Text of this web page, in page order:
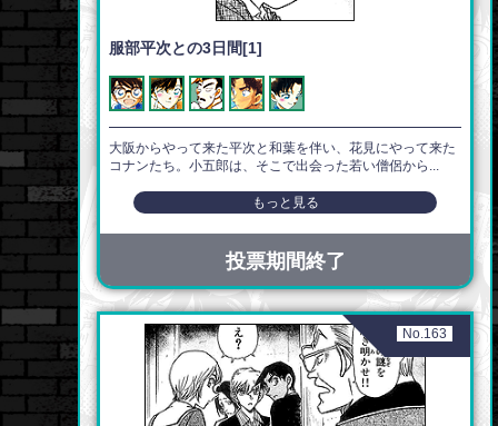
服部平次との3日間[1]
大阪からやって来た平次と和葉を伴い、花見にやって来た
コナンたち。小五郎は、そこで出会った若い僧侶から...
もっと見る
投票期間終了
No.163